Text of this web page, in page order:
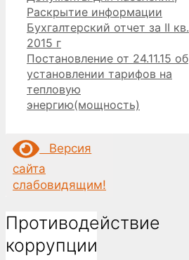
Раскрытие информации
Бухгалтерский отчет за II кв.
2015 г
Постановление от 24.11.15 об
установлении тарифов на
тепловую
энергию(мощность)
Версия
сайта
слабовидящим!
Противодействие
коррупции